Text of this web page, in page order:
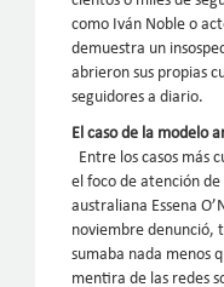
como Iván Noble o
demuestra un
abrieron sus propias
seguidores a diario.
El caso de la modelo
Entre los casos más
el foco de atención
australiana Essena
noviembre denunció,
sumaba nada menos
mentira de las redes